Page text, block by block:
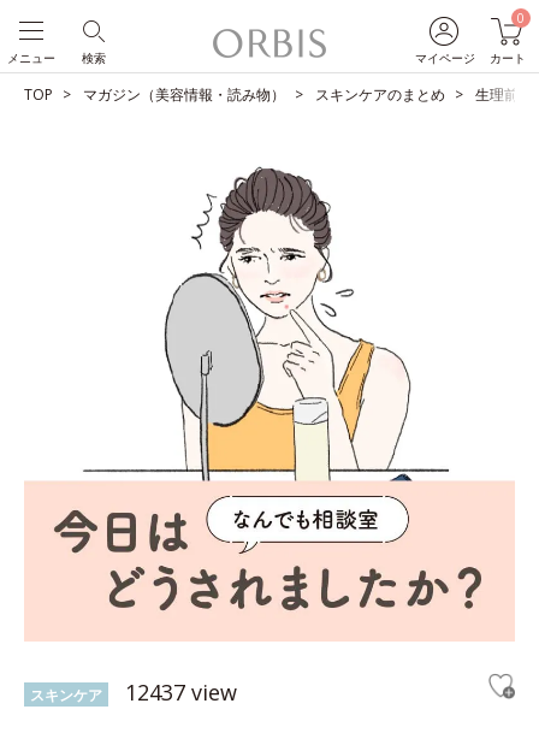
マイページ
0
カート
検索
メニュー
TOP マガジン（美容情報・読み物） スキンケアのまとめ 生理前の
スキンケア 12437 view